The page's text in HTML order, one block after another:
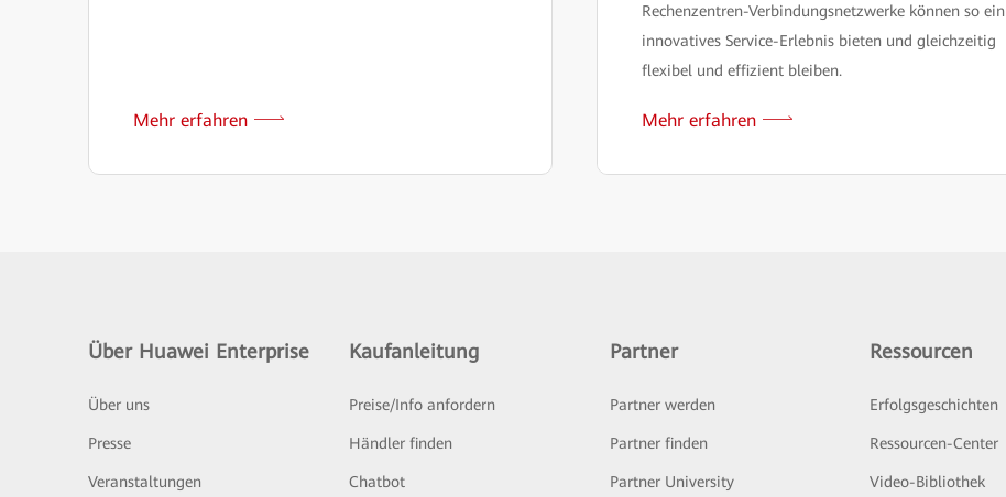
Mehr erfahren
Rechenzentren-Verbindungsnetzwerke können so ein
innovatives Service-Erlebnis bieten und gleichzeitig
flexibel und effizient bleiben.
Mehr erfahren
Über Huawei Enterprise
Über uns
Presse
Veranstaltungen
Kaufanleitung
Preise/Info anfordern
Händler finden
Chatbot
Partner
Partner werden
Partner finden
Partner University
Ressourcen
Erfolgsgeschichten
Ressourcen-Center
Video-Bibliothek